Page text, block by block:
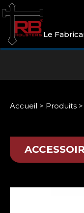
Le
Accueil > Produits >